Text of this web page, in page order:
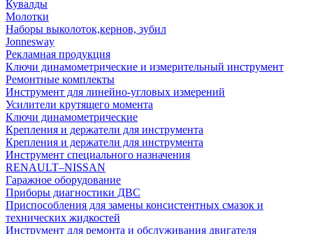
Кувалды
Молотки
Наборы выколоток,кернов, зубил
Jonnesway
Рекламная продукция
Ключи динамометрические и измерительный инструмент
Ремонтные комплекты
Инструмент для линейно-угловых измерений
Усилители крутящего момента
Ключи динамометрические
Крепления и держатели для инструмента
Крепления и держатели для инструмента
Инструмент специального назначения
RENAULT–NISSAN
Гаражное оборудование
Приборы диагностики ДВС
Приспособления для замены консистентных смазок и
технических жидкостей
Инструмент для ремонта и обслуживания двигателя